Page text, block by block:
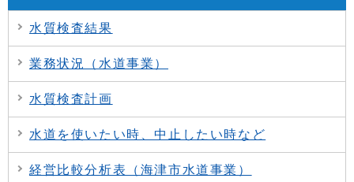
水質検査結果
業務状況（水道事業）
水質検査計画
水道を使いたい時、中止したい時など
経営比較分析表（海津市水道事業）